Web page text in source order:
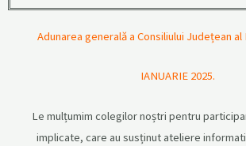
Adunarea generală a Consiliului Județean al
IANUARIE 2025.
Le mulțumim colegilor noștri pentru
implicate, care au susținut ateliere